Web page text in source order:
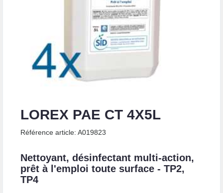
LOREX PAE CT 4X5L
Référence article: A019823
Nettoyant, désinfectant multi-action,
prêt à l'emploi toute surface - TP2,
TP4